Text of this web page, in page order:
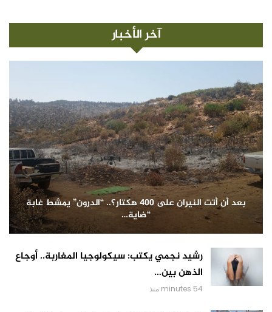
آخر الأخبار
بعد أن أتت النيران على 400 هكتار؟.. “الدرون” يمشط غابة
“ضاية…
رشيد نجمي يكتب: سيكولوجيا المغاربة.. أوجاع
الذهن بين…
54 minutes منذ